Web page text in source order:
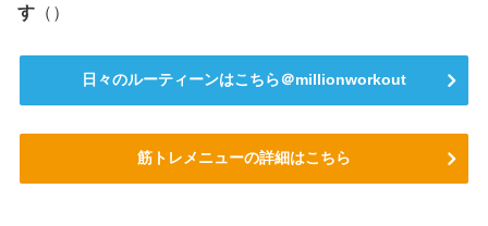
す （）
日々のルーティーンはこちら＠millionworkout
筋トレメニューの詳細はこちら